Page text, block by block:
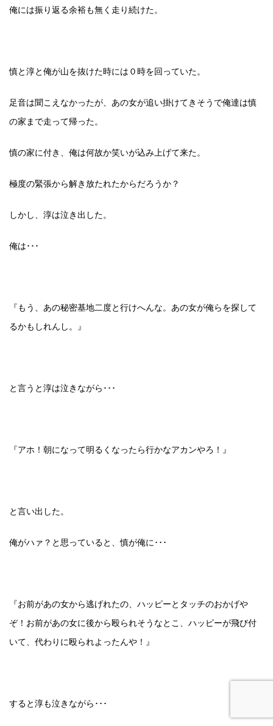
俺には振り返る余裕も無く走り続けた。
慎と淳と俺が山を抜けた時には０時を回っていた。
足音は聞こえなかったが、あの女が追い掛けてきそうで俺達は慎
の家まで走って帰った。
慎の家に付き、俺は何故か笑いが込み上げて来た。
極度の緊張から解き放たれたからだろうか？
しかし、淳は泣き出した。
俺は･･･
『もう、あの秘密基地二度と行けへんな。あの女が俺らを探して
るかもしれんし。』
と言うと淳は泣きながら･･･
『アホ！朝になって明るくなったら行かなアカンやろ！』
と言い出した。
俺がハァ？と思っていると、慎が俺に･･･
『お前があの女から逃げれたの、ハッピーとタッチのおかげや
ぞ！お前があの女に後から殴られそうなとこ、ハッピーが飛び付
いて、代わりに殴られよったんや！』
すると淳も泣きながら･･･